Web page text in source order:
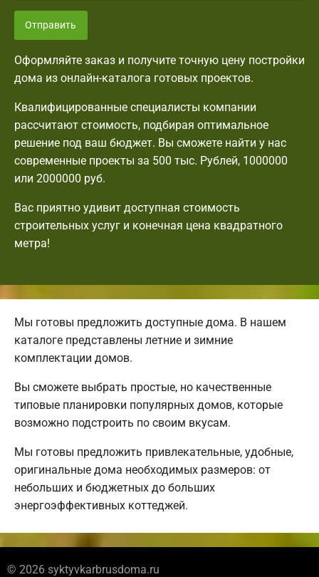
Отправить
Оформляйте заказ и получите точную цену постройки
дома из онлайн-каталога готовых проектов.
Квалифицированные специалисты компании
рассчитают стоимость, подбирая оптимальное
решение под ваш бюджет. Вы сможете найти у нас
современные проекты за 500 тыс. Рублей, 1000000
или 2000000 руб.
Вас приятно удивит доступная стоимость
строительных услуг и конечная цена квадратного
метра!
Мы готовы предложить доступные дома. В нашем
каталоге представлены летние и зимние
комплектации домов.
Вы сможете выбрать простые, но качественные
типовые планировки популярных домов, которые
возможно подстроить по своим вкусам.
Мы готовы предложить привлекательные, удобные,
оригинальные дома необходимых размеров: от
небольших и бюджетных до больших
энергоэффективных коттеджей.
© 2026 syktyvkarbrusdoma.ru